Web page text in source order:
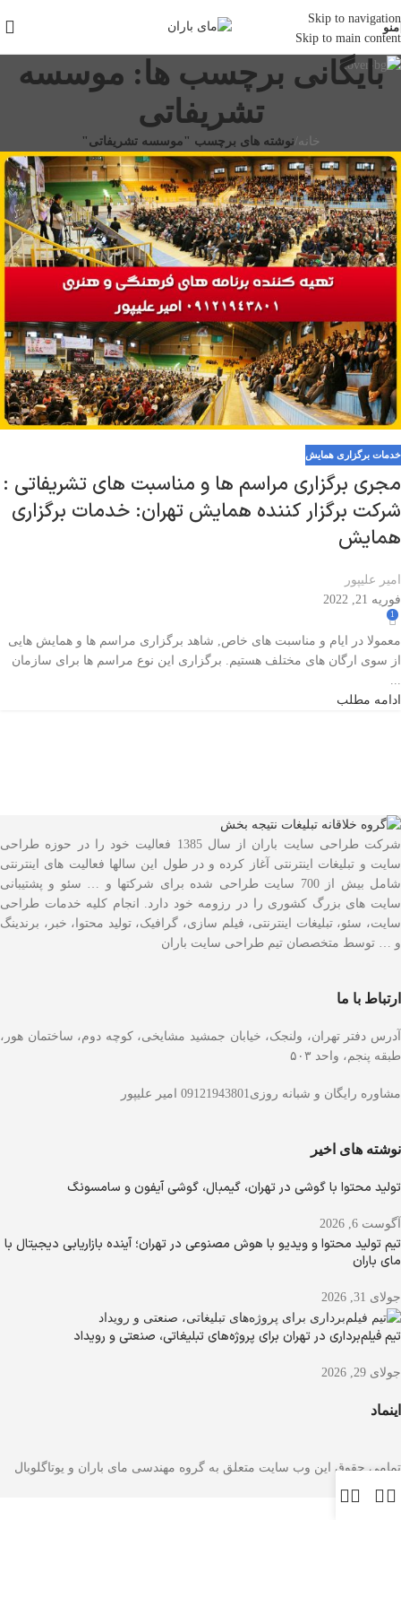
Skip to navigation
Skip to main content
منو
بایگانی برچسب ها: موسسه
تشریفاتی
خانه /نوشته های برچسب "موسسه تشریفاتی"
خدمات برگزاری همایش
مجری برگزاری مراسم ها و مناسبت های تشریفاتی :
شرکت برگزار کننده همایش تهران: خدمات برگزاری
همایش
امیر علیپور
فوریه 21, 2022
1
معمولا در ایام و مناسبت های خاص, شاهد برگزاری مراسم ها و همایش هایی
از سوی ارگان های مختلف هستیم. برگزاری این نوع مراسم ها برای سازمان
ادامه مطلب
شرکت طراحی سایت باران از سال 1385 فعالیت خود را در حوزه طراحی
سایت و تبلیغات اینترنتی آغاز کرده و در طول این سالها فعالیت های اینترنتی
شامل بیش از 700 سایت طراحی شده برای شرکتها و … سئو و پشتیبانی
سایت های بزرگ کشوری را در رزومه خود دارد. انجام کلیه خدمات طراحی
سایت، سئو، تبلیغات اینترنتی، فیلم سازی، گرافیک، تولید محتوا، خبر، برندینگ
و … توسط متخصصان تیم طراحی سایت باران
ارتباط با ما
آدرس دفتر تهران، ولنجک، خیابان جمشید مشایخی، کوچه دوم، ساختمان هور،
طبقه پنجم، واحد ۵۰۳
مشاوره رایگان و شبانه روزی09121943801 امیر علیپور
نوشته های اخیر
تولید محتوا با گوشی در تهران، گیمبال، گوشی آیفون و سامسونگ
آگوست 6, 2026
تیم تولید محتوا و ویدیو با هوش مصنوعی در تهران؛ آینده بازاریابی دیجیتال با
مای باران
جولای 31, 2026
تیم فیلم‌برداری در تهران برای پروژه‌های تبلیغاتی، صنعتی و رویداد
جولای 29, 2026
اینماد
تمامی حقوق این وب سایت متعلق به گروه مهندسی مای باران و یوتاگلوبال
می باشد.